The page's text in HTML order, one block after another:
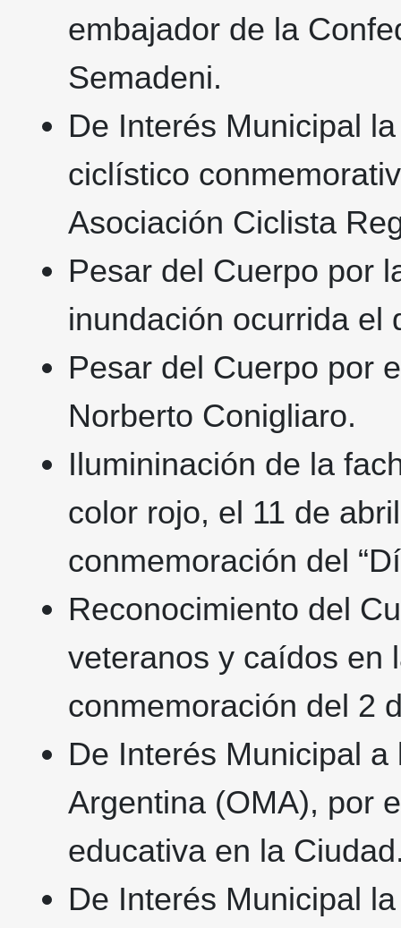
embajador de la
Semadeni.
De Interés Municipal
ciclístico
Asociación Ciclista
Pesar del Cuerpo por
inundación ocurrida el
Pesar del Cuerpo por
Norberto Conigliaro.
Ilumininación de la
color rojo, el 11 de
conmemoración del
Reconocimiento del
veteranos y caídos en
conmemoración del 2
De Interés Municipal
Argentina (OMA), por
educativa en la
De Interés Municipal